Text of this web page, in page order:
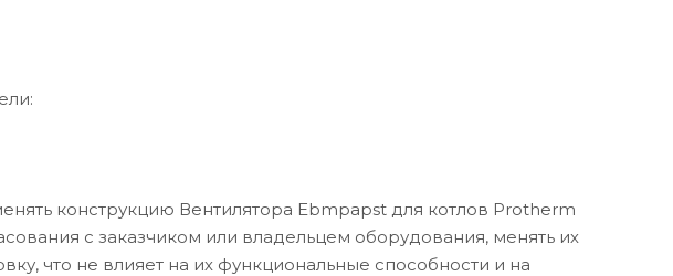
конструкцию Вентилятора Ebmpapst для котлов Protherm
с заказчиком или владельцем оборудования, менять их
что не влияет на их функциональные способности и на